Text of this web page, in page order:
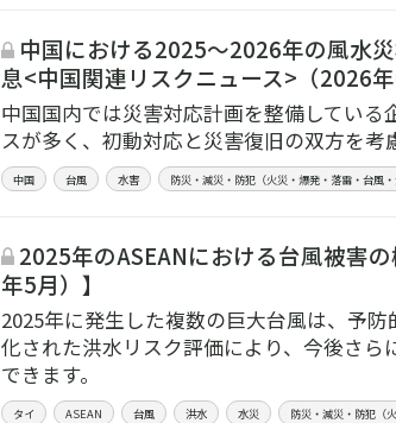
中国における2025～2026年の風水
息<中国関連リスクニュース>（2026年
中国国内では災害対応計画を整備してい
スが多く、初動対応と災害復旧の双方を考
中国 台風 水害 防災・減災・防犯（火災・爆発・落雷・台風・
2025年のASEANにおける台風被害
年5月）】
2025年に発生した複数の巨大台風は、予
化された洪水リスク評価により、今後さ
できます。
タイ ASEAN 台風 洪水 水災 防災・減災・防犯（